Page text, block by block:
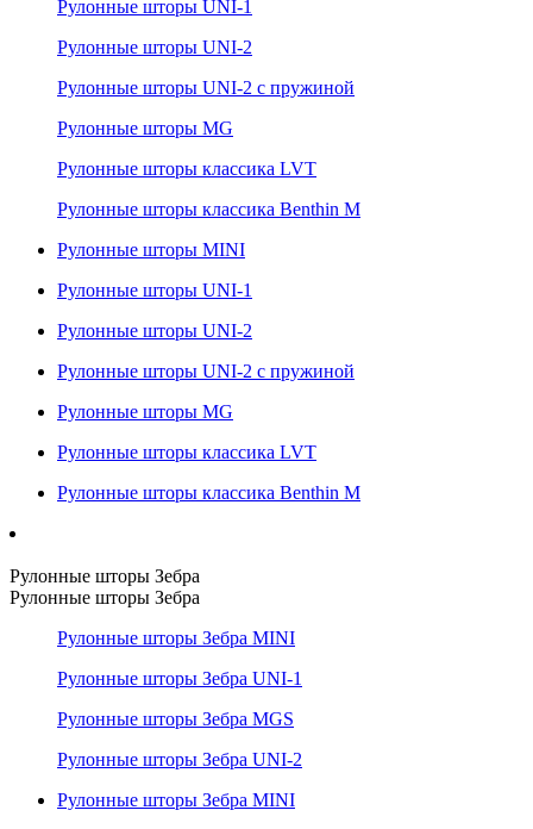
Рулонные шторы UNI-1
Рулонные шторы UNI-2
Рулонные шторы UNI-2 с пружиной
Рулонные шторы MG
Рулонные шторы классика LVT
Рулонные шторы классика Benthin M
Рулонные шторы MINI
Рулонные шторы UNI-1
Рулонные шторы UNI-2
Рулонные шторы UNI-2 с пружиной
Рулонные шторы MG
Рулонные шторы классика LVT
Рулонные шторы классика Benthin M
Рулонные шторы Зебра
Рулонные шторы Зебра
Рулонные шторы Зебра MINI
Рулонные шторы Зебра UNI-1
Рулонные шторы Зебра MGS
Рулонные шторы Зебра UNI-2
Рулонные шторы Зебра MINI